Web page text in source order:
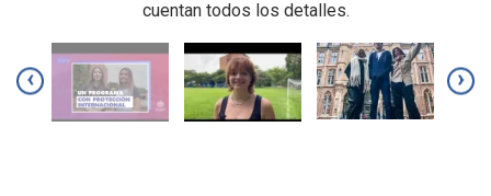
cuentan todos los detalles.
‹ ›